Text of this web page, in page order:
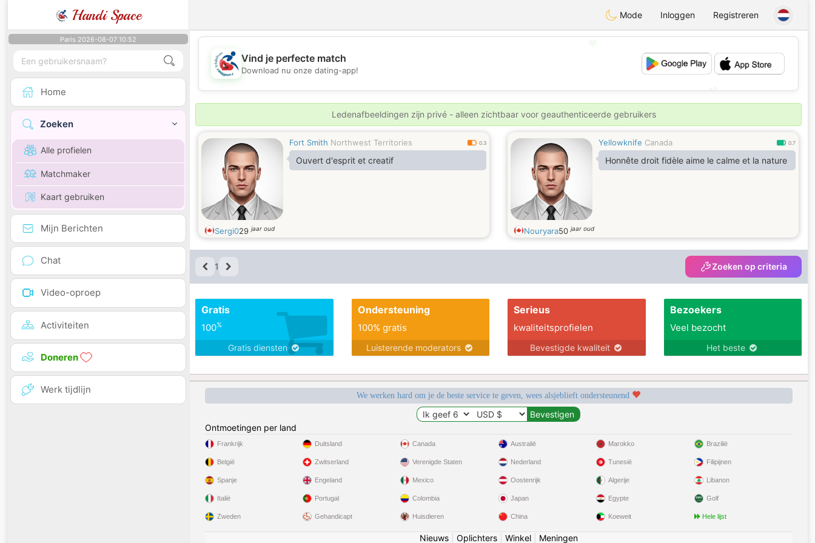
Handi Space Mode Inloggen Registreren
Paris 2026-08-07 10:52
Home
Zoeken
Alle profielen
Matchmaker
Kaart gebruiken
Mijn Berichten
Chat
Video-oproep
Activiteiten
Doneren
Werk tijdlijn
💖
💕
Vind je perfecte match
Download nu onze dating-app!
Ledenafbeeldingen zijn privé - alleen zichtbaar voor geauthenticeerde gebruikers
Fort Smith Northwest Territories 0.3
Ouvert d'esprit et creatif
Sergi029jaar oud
Yellowknife Canada 0.7
Honnête droit fidèle aime le calme et la nature
Nouryara50jaar oud
1 Zoeken op criteria
Gratis
100%
Gratis diensten
Ondersteuning
100% gratis
Luisterende moderators
Serieus
kwaliteitsprofielen
Bevestigde kwaliteit
Bezoekers
Veel bezocht
Het beste
We werken hard om je de beste service te geven, wees alsjeblieft ondersteunend
Ontmoetingen per land
Frankrijk
België
Spanje
Italië
Zweden
Duitsland
Zwitserland
Engeland
Portugal
Gehandicapt
Canada
Verenigde Staten
Mexico
Colombia
Huisdieren
Australië
Nederland
Oostenrijk
Japan
China
Marokko
Tunesië
Algerije
Egypte
Koeweit
Brazilië
Filipijnen
Libanon
Golf
Hele lijst
Nieuws| Oplichters| Winkel| Meningen